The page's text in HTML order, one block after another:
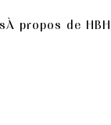
À propos de HBH